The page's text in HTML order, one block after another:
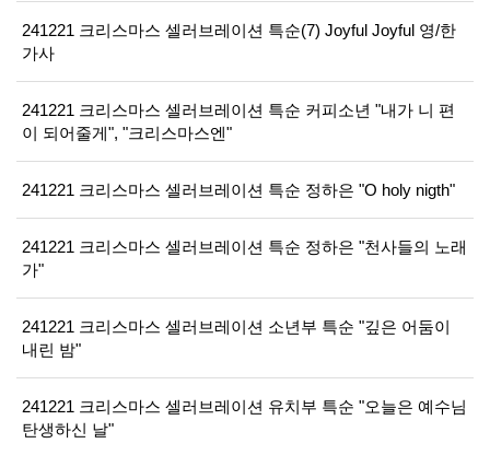
241221 크리스마스 셀러브레이션 특순(7) Joyful Joyful 영/한
가사
241221 크리스마스 셀러브레이션 특순 커피소년 "내가 니 편
이 되어줄게", "크리스마스엔"
241221 크리스마스 셀러브레이션 특순 정하은 "O holy nigth"
241221 크리스마스 셀러브레이션 특순 정하은 "천사들의 노래
가"
241221 크리스마스 셀러브레이션 소년부 특순 "깊은 어둠이
내린 밤"
241221 크리스마스 셀러브레이션 유치부 특순 "오늘은 예수님
탄생하신 날"